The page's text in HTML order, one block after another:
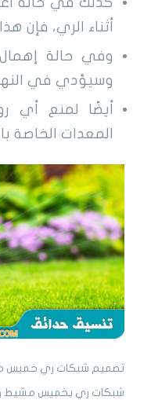
أثناء الري، فإن
وفي حالة
وسيؤدي في
أيضًا لمنع أي
المعدات الخاصة
تصميم شبكات ري خميس
شبكات ري بخميس مشيط